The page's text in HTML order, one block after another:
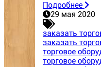
Подробнее
29 мая 2020
заказать
заказать
торговое
торговое